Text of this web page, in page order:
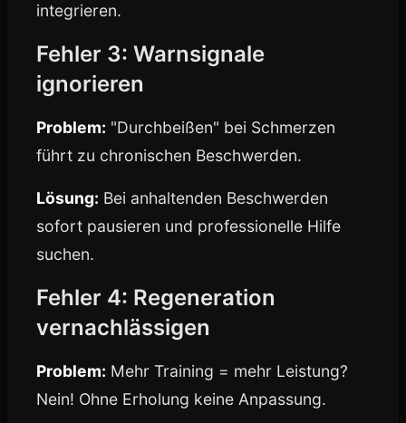
integrieren.
Fehler 3: Warnsignale
ignorieren
Problem: "Durchbeißen" bei Schmerzen
führt zu chronischen Beschwerden.
Lösung: Bei anhaltenden Beschwerden
sofort pausieren und professionelle Hilfe
suchen.
Fehler 4: Regeneration
vernachlässigen
Problem: Mehr Training = mehr Leistung?
Nein! Ohne Erholung keine Anpassung.